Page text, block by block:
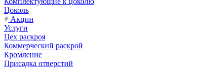
Цоколь
Акции
Услуги
Цех раскроя
Коммерческий раскрой
Кромление
Присадка отверстий